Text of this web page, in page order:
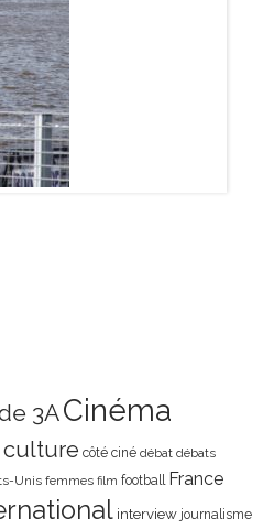
3ACinéma
culture côté ciné débat débats
Unis femmes film football France
interview journalisme